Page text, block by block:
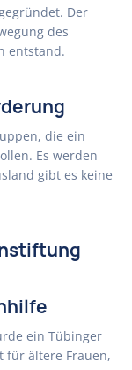
Der
des
entstand.
die ein
Es werden
gibt es keine
ein Tübinger
für ältere Frauen,